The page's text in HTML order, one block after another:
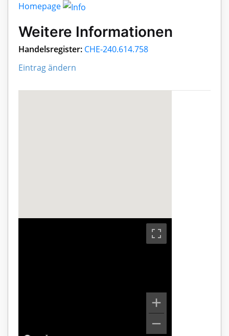
Homepage
Weitere Informationen
Handelsregister: CHE-240.614.758
Eintrag ändern